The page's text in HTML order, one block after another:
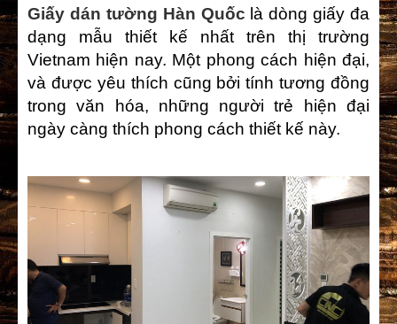
Giấy dán tường Hàn Quốc là dòng giấy đa
dạng mẫu thiết kế nhất trên thị trường
Vietnam hiện nay. Một phong cách hiện đại,
và được yêu thích cũng bởi tính tương đồng
trong văn hóa, những người trẻ hiện đại
ngày càng thích phong cách thiết kế này.